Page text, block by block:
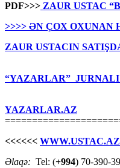
PDF>>> ZAUR USTAC
>>>> ƏN ÇOX OXUNAN
ZAUR USTACIN
“YAZARLAR” JURNALI
YAZARLAR.AZ
<<<<<< WWW.USTAC.AZ
Əlaqə: Tel: (+994) 70-390-